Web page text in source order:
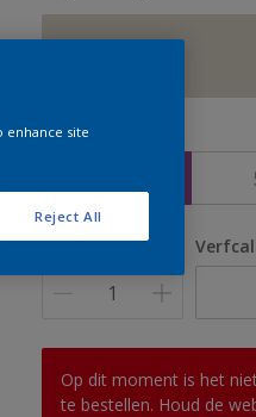
G0.05.80
Grootte
Aantal
Op dit moment is het
te bestellen. Houd de
enhance site
Reject All